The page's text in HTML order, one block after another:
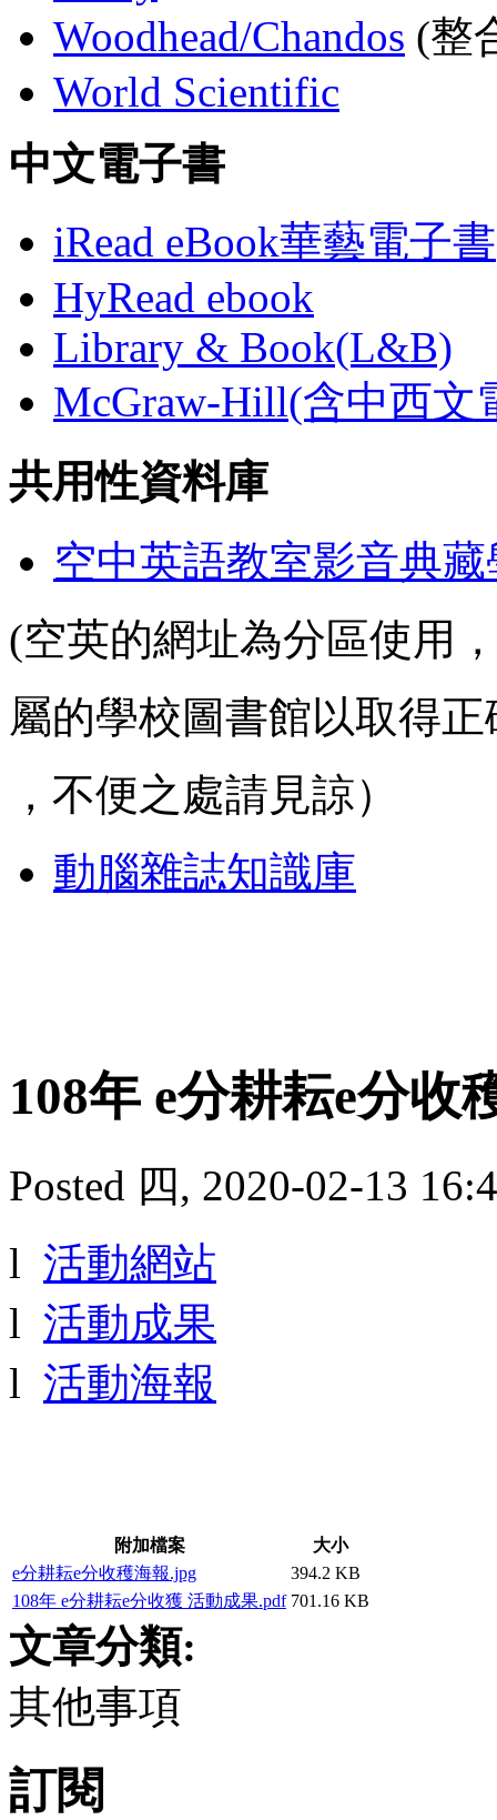
Woodhead/Chandos (整
World Scientific
中文電子書
iRead eBook華藝電子書
HyRead ebook
Library & Book(L&B)
McGraw-Hill(含中西文
共用性資料庫
空中英語教室影音典
(空英的網址為分區使用
屬的學校圖書館以取得
，不便之處請見諒）
動腦雜誌知識庫
108年 e分耕耘e分收
Posted 四, 2020-02-13
l 活動網站
l 活動成果
l 活動海報
附加檔案
大小
e分耕耘e分收穫海報.jpg
394.2 KB
108年 e分耕耘e分收獲 活動成果.pdf 701.16 KB
文章分類:
其他事項
訂閱